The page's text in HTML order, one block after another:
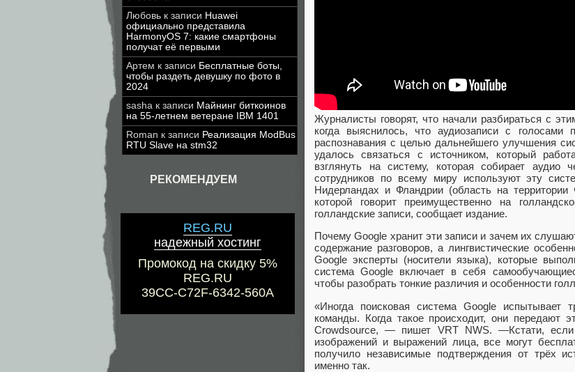
Любовь к записи Huawei
официально представила
HarmonyOS 7: какие смартфоны
получат её первыми
Артем к записи Бесплатные боты,
чтобы раздеть девушку по фото в
2024
sasha к записи Майнинг биткоинов
на 55-летнем ветеране IBM 1401
Roman к записи Реализация ModBus
RTU Slave на stm32
РЕКОМЕНДУЕМ
REG.RU
надежный хостинг
Промокод на скидку 5%
REG.RU
39CC-C72F-6342-560A
Журналисты говорят, что начали разбираться с
когда выяснилось, что аудиозаписи с голосами
распознавания с целью дальнейшего улучшения
удалось связаться с источником, который
взглянуть на систему, которая собирает аудио
сотрудников по всему миру используют эту
Нидерландах и Фландрии (область на
которой говорит преимущественно на
голландские записи, сообщает издание.
Почему Google хранит эти записи и зачем их
содержание разговоров, а лингвистические
Google эксперты (носители языка), которые
система Google включает в себя
чтобы разобрать тонкие различия и особенности
«Иногда поисковая система Google испытывает
команды. Когда такое происходит, они передают
Crowdsource, — пишет VRT NWS. —Кстати,
изображений и выражений лица, все могут
получило независимые подтверждения от трёх
именно так.